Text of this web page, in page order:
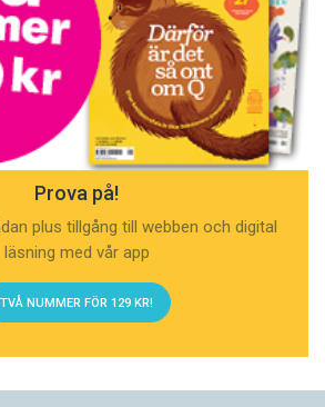
Prova på!
plus tillgång till webben och digital
läsning med vår app
TVÅ NUMMER FÖR 129 KR!